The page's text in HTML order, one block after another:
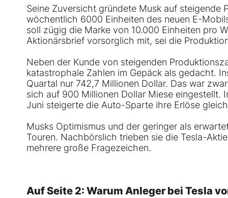
Seine Zuversicht gründete Musk auf steigende
wöchentlich 6000 Einheiten des neuen E-
soll zügig die Marke von 10.000 Einheiten pro
Aktionärsbrief vorsorglich mit, sei die
Neben der Kunde von steigenden
katastrophale Zahlen im Gepäck als gedacht.
Quartal nur 742,7 Millionen Dollar. Das war
sich auf 900 Millionen Dollar Miese eingestellt.
Juni steigerte die Auto-Sparte ihre Erlöse
Musks Optimismus und der geringer als
Touren. Nachbörslich trieben sie die Tesla-
mehrere große Fragezeichen.
Auf Seite 2: Warum Anleger bei Tesla